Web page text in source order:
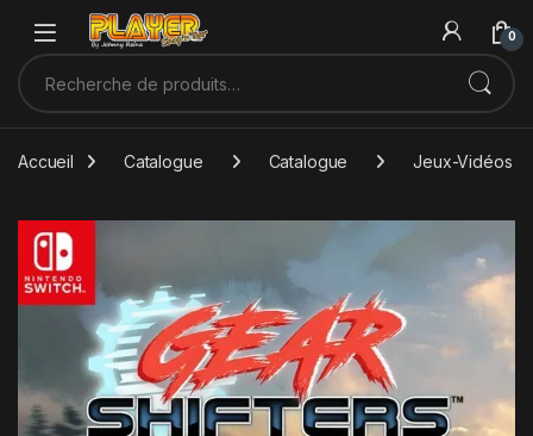
Sauter à la navigation
Skip to content
0
Recherche pour :
Accueil Catalogue Catalogue Jeux-Vidéos